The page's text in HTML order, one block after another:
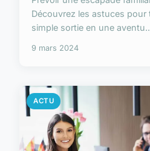
Découvrez les astuces
simple sortie en une
9 mars 2024
ACTU